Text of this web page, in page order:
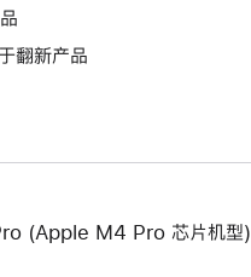
打 将
新
窗
翻新产品
(Apple M4 Pro 芯片机型)